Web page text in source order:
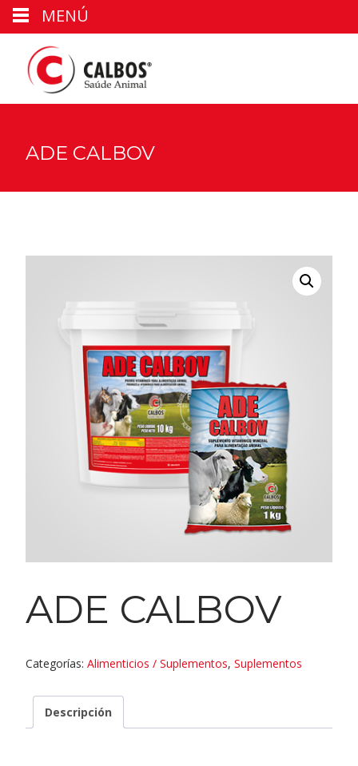
ADE CALBOV
ADE CALBOV
Categorías: Alimenticios / Suplementos, Suplementos
Descripción
MENÚ